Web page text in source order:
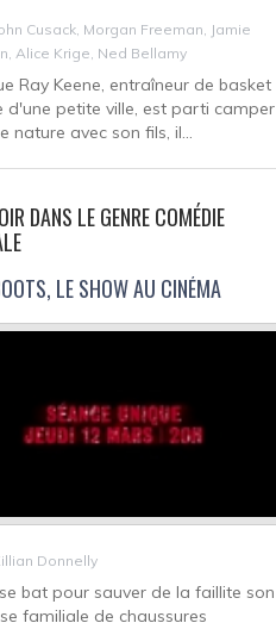
Cusack, Morgan Freeman, Jamie
Alice Krige, Ned Bellamy
Ray Keene, entraîneur de basket
d'une petite ville, est parti camper
nature avec son fils, il...
DANS LE GENRE COMÉDIE
LE SHOW AU CINÉMA
Donnelly
bat pour sauver de la faillite son
familiale de chaussures